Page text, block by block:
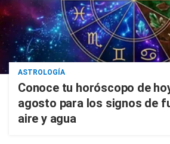
ASTROLOGÍA
Conoce tu horóscopo de
agosto para los signos de
aire y agua